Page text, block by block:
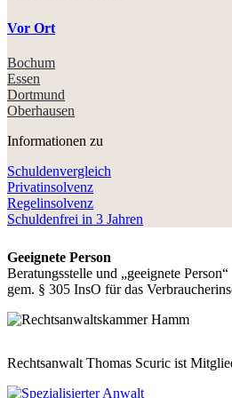
Vor Ort
Bochum
Essen
Dortmund
Oberhausen
Informationen zu
Schuldenvergleich
Privatinsolvenz
Regelinsolvenz
Schuldenfrei in 3 Jahren
Geeignete Person
Beratungsstelle und „geeignete Person“
gem. § 305 InsO für das
Rechtsanwalt Thomas Scuric ist